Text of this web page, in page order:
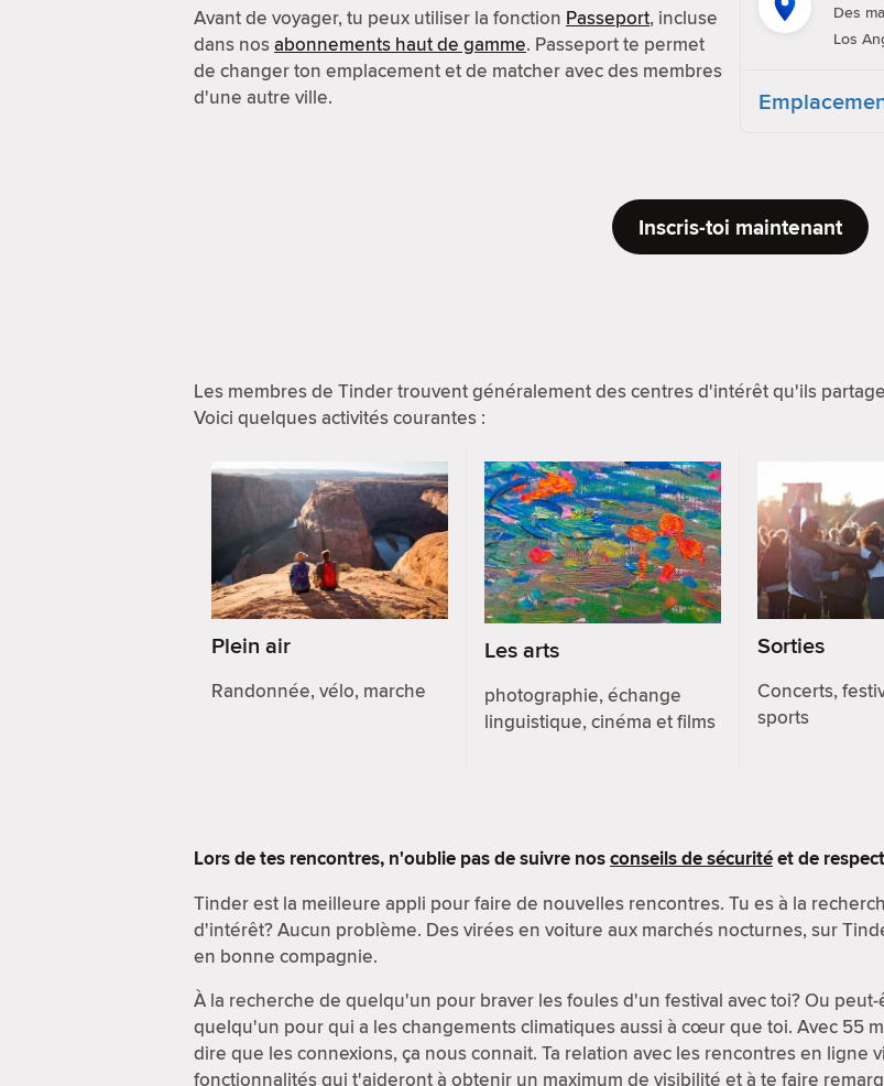
Avant de voyager, tu peux utiliser la fonction Passeport, incluse
dans nosabonnements haut de gamme. Passeport te permet
de changer ton emplacement et de matcher avec des membres
d'une autre ville.
Des
Los
Inscris-toi maintenant
Les membres de Tinder trouvent généralement des centres d'intérêt qu'ils
Voici quelques activités courantes :
Plein air
Randonnée, vélo, marche
Les arts
photographie, échange
linguistique, cinéma et films
Sorties
Concerts,
sports
Lors de tes rencontres, n'oublie pas de suivre nosconseils de sécuritéet de
Tinder est la meilleure appli pour faire de nouvelles rencontres. Tu es à la
d'intérêt? Aucun problème. Des virées en voiture aux marchés nocturnes, sur
en bonne compagnie.
À la recherche de quelqu'un pour braver les foules d'un festival avec toi? Ou
quelqu'un pour qui a les changements climatiques aussi à cœur que toi. Avec 55
dire que les connexions, ça nous connait. Ta relation avec les rencontres en
fonctionnalités qui t'aideront à obtenir un maximum de visibilité et à te faire